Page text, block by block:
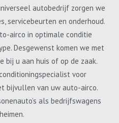
autobedrijf zorgen we
servicebeurten en onderhoud.
airco in optimale conditie
Desgewenst komen we met
bij u aan huis of op de zaak.
voor
bijvullen van uw auto-airco.
als bedrijfswagens